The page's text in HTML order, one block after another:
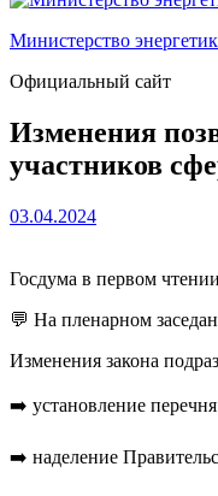
Министерство
Официальный сайт
Изменения
участников
03.04.2024
Госдума в первом
💬 На пленарном
Изменения закона
➡️ установление
➡️ наделение